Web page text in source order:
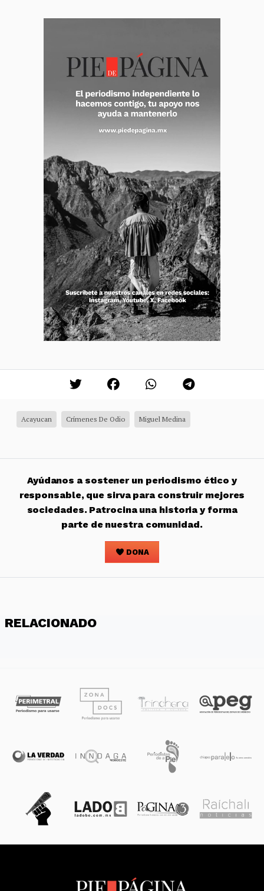
Acayucan Crímenes De Odio Miguel Medina
Ayúdanos a sostener un periodismo ético y
responsable, que sirva para construir mejores
sociedades. Patrocina una historia y forma
parte de nuestra comunidad.
DONA
RELACIONADO